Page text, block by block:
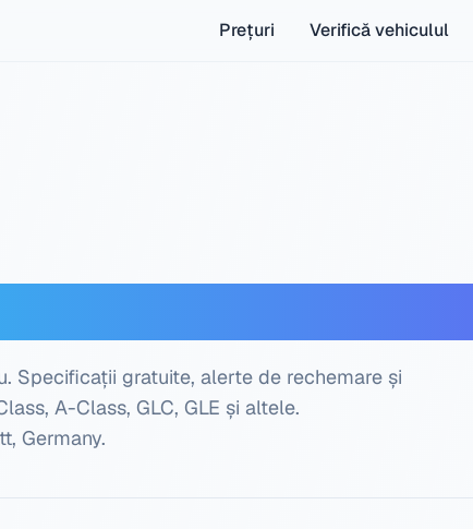
Prețuri
Verifică vehiculul
Specificații gratuite, alerte de rechemare și
A-Class, GLC, GLE și altele.
Germany.